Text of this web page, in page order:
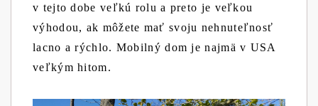
v tejto dobe veľkú rolu a preto je veľkou
výhodou, ak môžete mať svoju nehnuteľnosť
lacno a rýchlo. Mobilný dom je najmä v USA
veľkým hitom.